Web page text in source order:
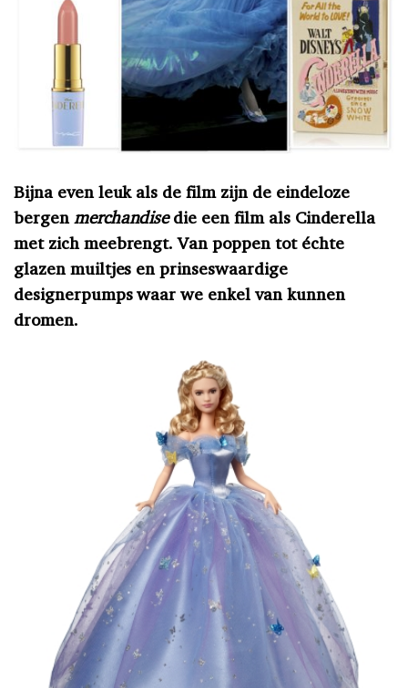
Bijna even leuk als de film zijn de eindeloze
bergen merchandisedie een film als Cinderella
met zich meebrengt. Van poppen tot échte
glazen muiltjes en prinseswaardige
designerpumps waar we enkel van kunnen
dromen.